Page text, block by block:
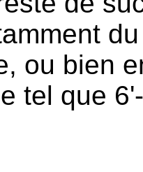
ou bien
tel que